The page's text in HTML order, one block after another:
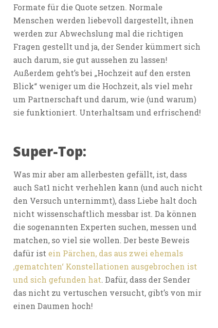
Formate für die Quote setzen. Normale
Menschen werden liebevoll dargestellt, ihnen
werden zur Abwechslung mal die richtigen
Fragen gestellt und ja, der Sender kümmert sich
auch darum, sie gut aussehen zu lassen!
Außerdem geht’s bei „Hochzeit auf den ersten
Blick“ weniger um die Hochzeit, als viel mehr
um Partnerschaft und darum, wie (und warum)
sie funktioniert. Unterhaltsam und erfrischend!
Super-Top:
Was mir aber am allerbesten gefällt, ist, dass
auch Sat1 nicht verhehlen kann (und auch nicht
den Versuch unternimmt), dass Liebe halt doch
nicht wissenschaftlich messbar ist. Da können
die sogenannten Experten suchen, messen und
matchen, so viel sie wollen. Der beste Beweis
dafür ist ein Pärchen, das aus zwei ehemals
‚gematchten‘ Konstellationen ausgebrochen ist
und sich gefunden hat. Dafür, dass der Sender
das nicht zu vertuschen versucht, gibt’s von mir
einen Daumen hoch!